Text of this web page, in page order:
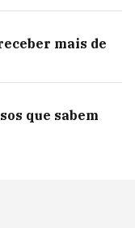
mais de
que sabem